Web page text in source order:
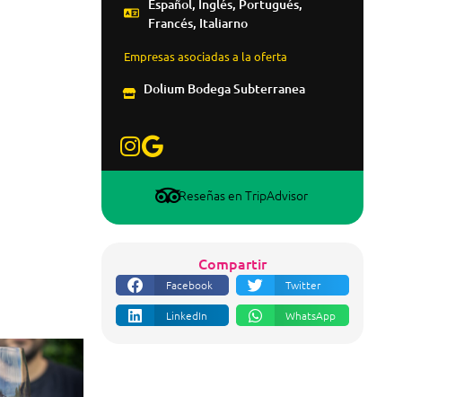
Español, Inglés, Portugués,
Francés, Italiarno
Empresas asociadas a la oferta
Dolium Bodega Subterranea
Reseñas en TripAdvisor
Compartir
Facebook Twitter
LinkedIn WhatsApp